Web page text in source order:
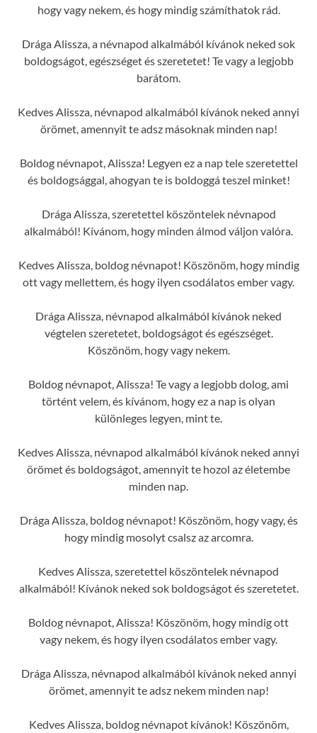
hogy vagy nekem, és hogy mindig számíthatok rád.
Drága Alissza, a névnapod alkalmából kívánok neked sok
boldogságot, egészséget és szeretetet! Te vagy a legjobb
barátom.
Kedves Alissza, névnapod alkalmából kívánok neked annyi
örömet, amennyit te adsz másoknak minden nap!
Boldog névnapot, Alissza! Legyen ez a nap tele szeretettel
és boldogsággal, ahogyan te is boldoggá teszel minket!
Drága Alissza, szeretettel köszöntelek névnapod
alkalmából! Kívánom, hogy minden álmod váljon valóra.
Kedves Alissza, boldog névnapot! Köszönöm, hogy mindig
ott vagy mellettem, és hogy ilyen csodálatos ember vagy.
Drága Alissza, névnapod alkalmából kívánok neked
végtelen szeretetet, boldogságot és egészséget.
Köszönöm, hogy vagy nekem.
Boldog névnapot, Alissza! Te vagy a legjobb dolog, ami
történt velem, és kívánom, hogy ez a nap is olyan
különleges legyen, mint te.
Kedves Alissza, névnapod alkalmából kívánok neked annyi
örömet és boldogságot, amennyit te hozol az életembe
minden nap.
Drága Alissza, boldog névnapot! Köszönöm, hogy vagy, és
hogy mindig mosolyt csalsz az arcomra.
Kedves Alissza, szeretettel köszöntelek névnapod
alkalmából! Kívánok neked sok boldogságot és szeretetet.
Boldog névnapot, Alissza! Köszönöm, hogy mindig ott
vagy nekem, és hogy ilyen csodálatos ember vagy.
Drága Alissza, névnapod alkalmából kívánok neked annyi
örömet, amennyit te adsz nekem minden nap!
Kedves Alissza, boldog névnapot kívánok! Köszönöm,